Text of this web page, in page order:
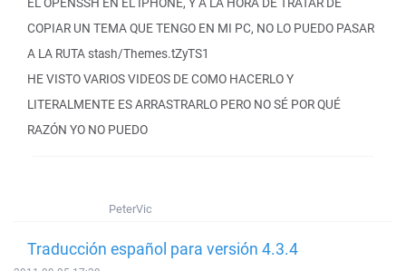
COPIAR UN TEMA QUE TENGO EN MI PC, NO LO PUEDO PASAR
A LA RUTA stash/Themes.tZyTS1
HE VISTO VARIOS VIDEOS DE COMO HACERLO Y
LITERALMENTE ES ARRASTRARLO PERO NO SÉ POR QUÉ
RAZÓN YO NO PUEDO
PeterVic
Traducción español para versión 4.3.4